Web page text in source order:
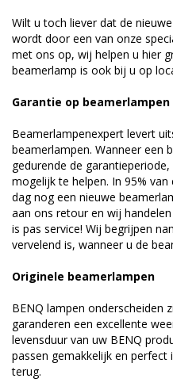
Wilt u toch liever dat de
wordt door een van onze
met ons op, wij helpen u hier
beamerlamp is ook bij u op
Garantie op beamerlampen
Beamerlampenexpert levert
beamerlampen. Wanneer een
gedurende de
mogelijk te helpen. In 95%
dag nog een nieuwe
aan ons retour en wij
is pas service! Wij begrijpen
vervelend is, wanneer u de
Originele beamerlampen
BENQ lampen onderscheiden
garanderen een excellente
levensduur van uw BENQ
passen gemakkelijk en
terug.